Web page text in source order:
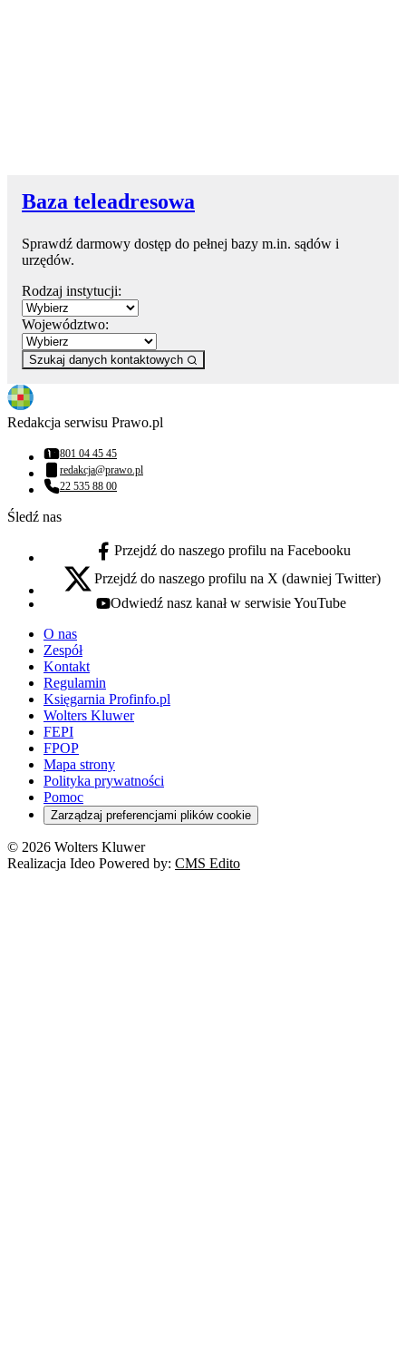
Baza teleadresowa
Sprawdź darmowy dostęp do pełnej bazy m.in. sądów i
urzędów.
Rodzaj instytucji:
Województwo:
Szukaj danych kontaktowych
Redakcja serwisu Prawo.pl
Numer telefonu:
801 04 45 45
Adres email:
redakcja@prawo.pl
Numer telefonu:
22 535 88 00
Śledź nas
facebook - otwiera się w nowej karcie
Przejdź do naszego profilu na Facebooku
x - otwiera się w nowej karcie
Przejdź do naszego profilu na X (dawniej Twitter)
youtube - otwiera się w nowej karcie
Odwiedź nasz kanał w serwisie YouTube
O nas
Zespół
Kontakt
Regulamin
Księgarnia Profinfo.pl
Wolters Kluwer
FEPI
FPOP
Mapa strony
Polityka prywatności
Pomoc
Zarządzaj preferencjami plików cookie
© 2026 Wolters Kluwer
Realizacja Ideo Powered by: CMS Edito